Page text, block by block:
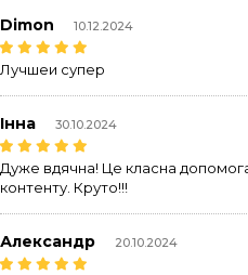
Dimon 10.12.2024
Лучшеи супер
Інна 30.10.2024
Дуже вдячна! Це класна
контенту. Круто!!!
Александр 20.10.2024